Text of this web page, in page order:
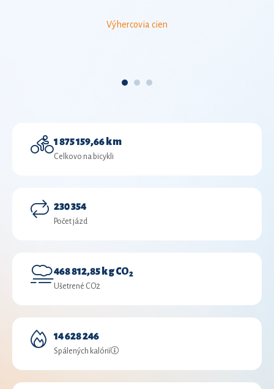
1 875 159,66 km
Celkovo na bicykli
230 354
Počet jázd
468 812,85 kg CO2
Ušetrené CO2
14 628 246
Spálených kalórií